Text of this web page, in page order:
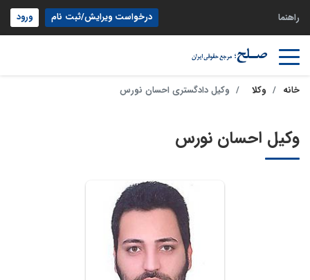
راهنما درخواست ویرایش/ثبت نام ورود
خانه وکلا وکیل دادگستری احسان نورس
وکیل احسان نورس